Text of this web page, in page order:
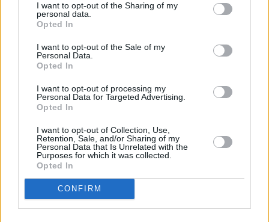
I want to opt-out of the Sharing of my
personal data.
Opted In
I want to opt-out of the Sale of my
Personal Data.
Opted In
I want to opt-out of processing my
Personal Data for Targeted Advertising.
Opted In
I want to opt-out of Collection, Use,
Retention, Sale, and/or Sharing of my
Personal Data that Is Unrelated with the
Purposes for which it was collected.
Opted In
CONFIRM
Plus na dwóch koncertach MATY na
PGE Narodowym. Operator szykuje
mnóstwo atrakcji
Plus ponownie angażuje się w jedno z ważniejszych
wydarzeń muzycznych tego roku, kontynuując
partnerstwo technologiczne przy dwóch koncertach
MATY na PGE Narodowym, które odbędą się 15 i
16 maja 2026 roku. Wydarzenie 15.05 to koncert
"the best of MATA", a 16.05 to koncert zamykający
trasę #MATA2040.